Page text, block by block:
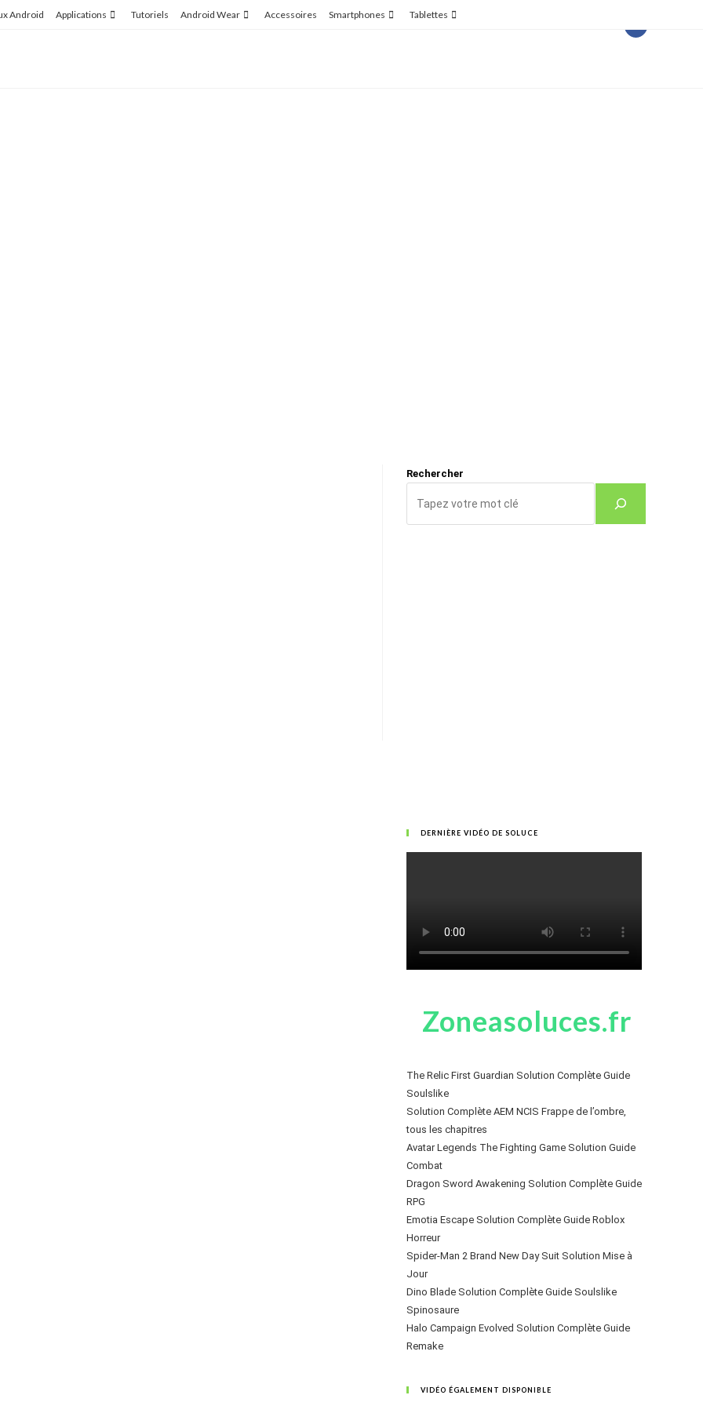
Android Applications Tutoriels Android Wear Accessoires Smartphones Tablettes
Rechercher
DERNIÈRE VIDÉO DE SOLUCE
Zoneasoluces.fr
The Relic First Guardian Solution Complète Guide
Soulslike
Solution Complète AEM NCIS Frappe de l’ombre,
tous les chapitres
Avatar Legends The Fighting Game Solution Guide
Combat
Dragon Sword Awakening Solution Complète Guide
RPG
Emotia Escape Solution Complète Guide Roblox
Horreur
Spider-Man 2 Brand New Day Suit Solution Mise à
Jour
Dino Blade Solution Complète Guide Soulslike
Spinosaure
Halo Campaign Evolved Solution Complète Guide
Remake
VIDÉO ÉGALEMENT DISPONIBLE